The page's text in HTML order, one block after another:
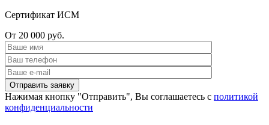
Сертификат ИСМ
От 20 000 руб.
Нажимая кнопку "Отправить", Вы соглашаетесь с политикой
конфиденциальности